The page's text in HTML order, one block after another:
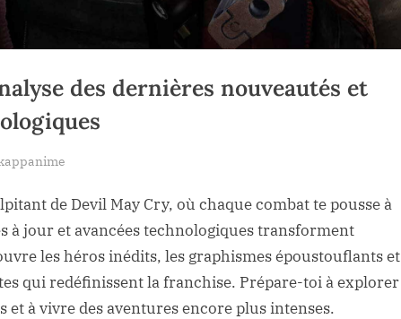
des dernières nouveautés et
de Devil May Cry, où chaque combat te pousse à
à jour et avancées technologiques transforment
les héros inédits, les graphismes époustouflants et
qui redéfinissent la franchise. Prépare-toi à explorer
et à vivre des aventures encore plus intenses.